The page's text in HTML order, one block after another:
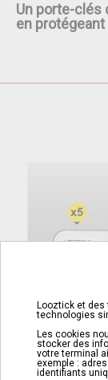
Un porte-clés
en
Looztick et
technologies
Les cookies
stocker des
votre terminal
exemple :
identifiants